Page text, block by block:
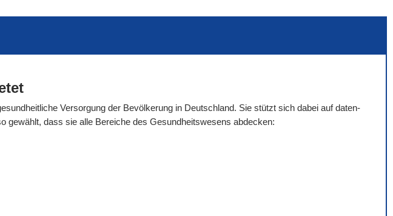
Versorgung der Bevölkerung in Deutschland. Sie stützt sich dabei auf daten-
gewählt, dass sie alle Bereiche des Gesundheitswesens abdecken: